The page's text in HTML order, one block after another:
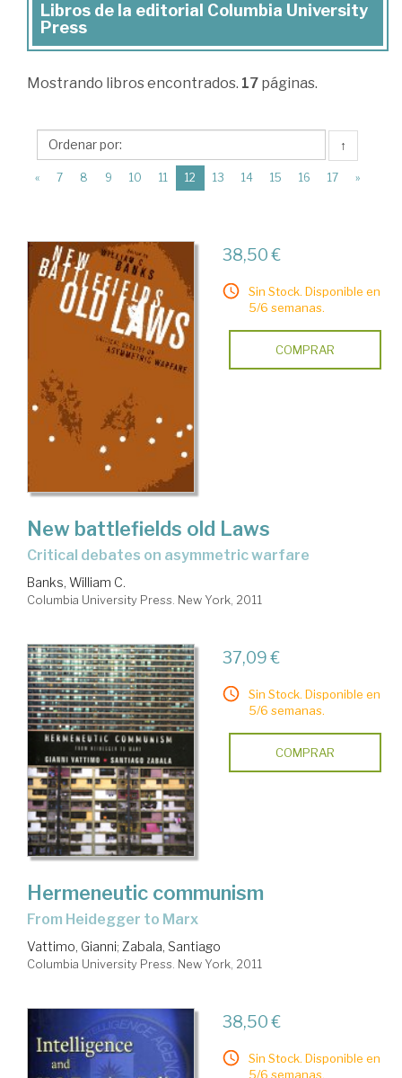
Libros
de
la
Columbia
University
Press
Libros de la editorial Columbia University
Press
Mostrando libros encontrados. 17 páginas.
↑
« 7 8 9 10 11 12 (current)
13 14 15 16 17 »
38,50 €
Sin Stock. Disponible en
5/6 semanas.
COMPRAR
New battlefields old Laws
critical debates on asymmetric warfare
Banks, William C.
Columbia University Press. New York, 2011
37,09 €
Sin Stock. Disponible en
5/6 semanas.
COMPRAR
Hermeneutic communism
from Heidegger to Marx
Vattimo, Gianni; Zabala, Santiago
Columbia University Press. New York, 2011
38,50 €
Sin Stock. Disponible en
5/6 semanas.